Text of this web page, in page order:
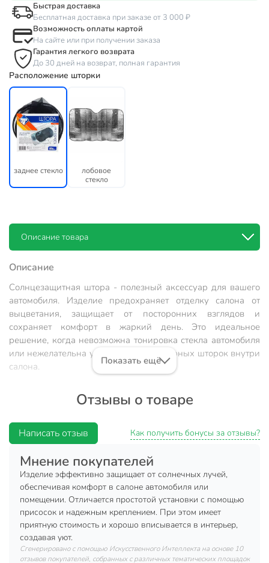
Быстрая доставка
Бесплатная доставка при заказе от 3 000 ₽
Возможность оплаты картой
На сайте или при получении заказа
Гарантия легкого возврата
До 30 дней на возврат, полная гарантия
Расположение шторки
заднее стекло
лобовое
стекло
Описание товара
Описание
Солнцезащитная штора - полезный аксессуар для вашего
автомобиля. Изделие предохраняет отделку салона от
выцветания, защищает от посторонних взглядов и
сохраняет комфорт в жаркий день. Это идеальное
решение, когда невозможна тонировка стекла автомобиля
или нежелательна установка стационарных шторок внутри
салона.
Размер: 100х50 см.
Крепление: на присосках (4 шт).
Преимущества:
Легко устанавливается и снимается.
Подходит для любых автомобилей.
Солнцезащитная штора может помочь предотвратить
попадание солнечных лучей на обивку салона. Это
особенно важно в жаркое время года, когда солнце светит
Показать ещё
Отзывы о товаре
Написать отзыв Как получить бонусы за отзывы?
Мнение покупателей
Изделие эффективно защищает от солнечных лучей,
обеспечивая комфорт в салоне автомобиля или
помещении. Отличается простотой установки с помощью
присосок и надежным креплением. При этом имеет
приятную стоимость и хорошо вписывается в интерьер,
создавая уют.
Сгенерировано с помощью Искусственного Интеллекта на основе 10
отзывов покупателей, собранных с различных тематических площадок